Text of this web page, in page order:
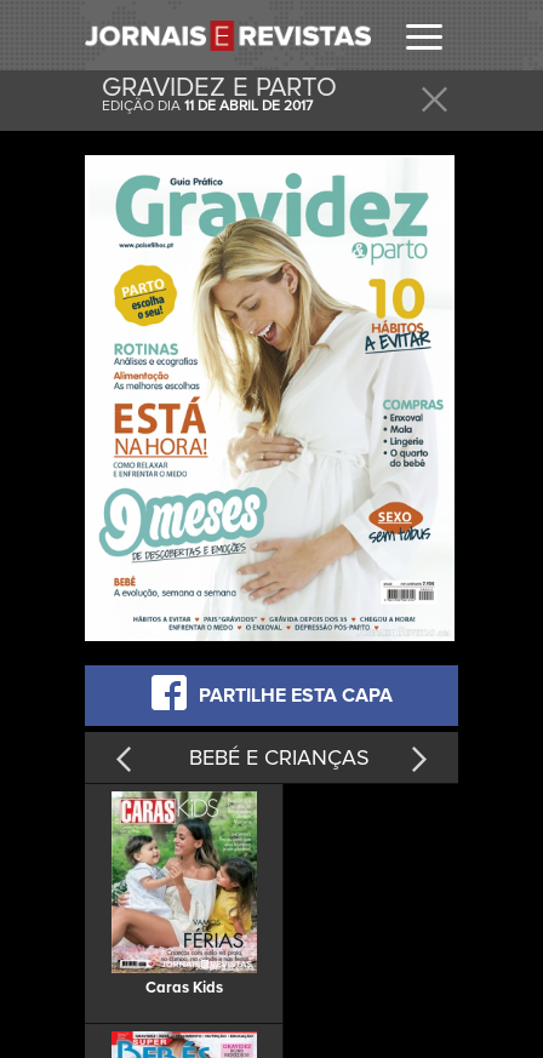
GRAVIDEZ E PARTO
EDIÇÃO DIA 11 DE ABRIL DE 2017
RECEBA ESTA E OUTRAS CAPAS NO SEU EMAIL
DIARIAMENTE.
PARTILHE ESTA CAPA
BEBÉ E CRIANÇAS
Caras Kids